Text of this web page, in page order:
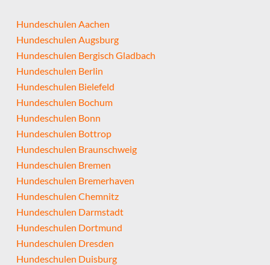
Hundeschulen Aachen
Hundeschulen Augsburg
Hundeschulen Bergisch Gladbach
Hundeschulen Berlin
Hundeschulen Bielefeld
Hundeschulen Bochum
Hundeschulen Bonn
Hundeschulen Bottrop
Hundeschulen Braunschweig
Hundeschulen Bremen
Hundeschulen Bremerhaven
Hundeschulen Chemnitz
Hundeschulen Darmstadt
Hundeschulen Dortmund
Hundeschulen Dresden
Hundeschulen Duisburg